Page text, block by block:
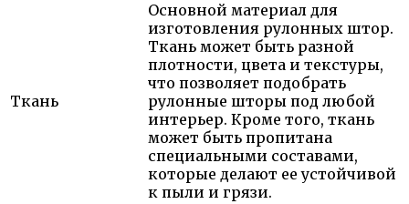
Ткань
Основной материал для
изготовления рулонных штор.
Ткань может быть разной
плотности, цвета и текстуры,
что позволяет подобрать
рулонные шторы под любой
интерьер. Кроме того, ткань
может быть пропитана
специальными составами,
которые делают ее устойчивой
к пыли и грязи.